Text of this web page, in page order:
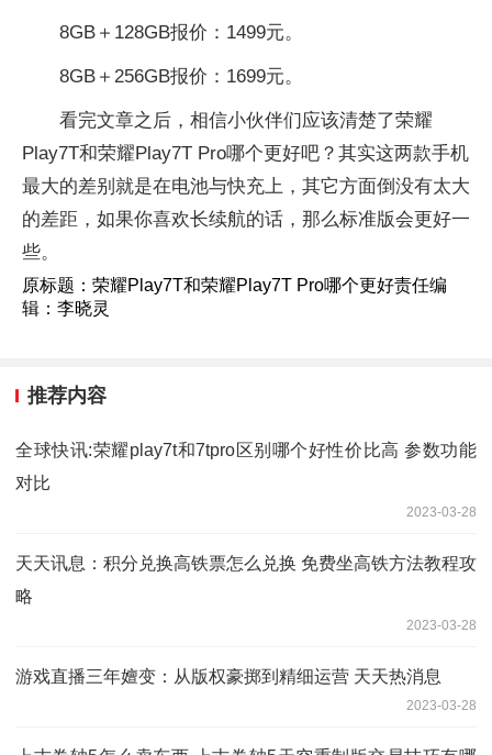
8GB＋128GB报价：1499元。
8GB＋256GB报价：1699元。
看完文章之后，相信小伙伴们应该清楚了荣耀
Play7T和荣耀Play7T Pro哪个更好吧？其实这两款手机
最大的差别就是在电池与快充上，其它方面倒没有太大
的差距，如果你喜欢长续航的话，那么标准版会更好一
些。
原标题：荣耀Play7T和荣耀Play7T Pro哪个更好责任编
辑：李晓灵
推荐内容
全球快讯:荣耀play7t和7tpro区别哪个好性价比高 参数功能
对比
2023-03-28
天天讯息：积分兑换高铁票怎么兑换 免费坐高铁方法教程攻
略
2023-03-28
游戏直播三年嬗变：从版权豪掷到精细运营 天天热消息
2023-03-28